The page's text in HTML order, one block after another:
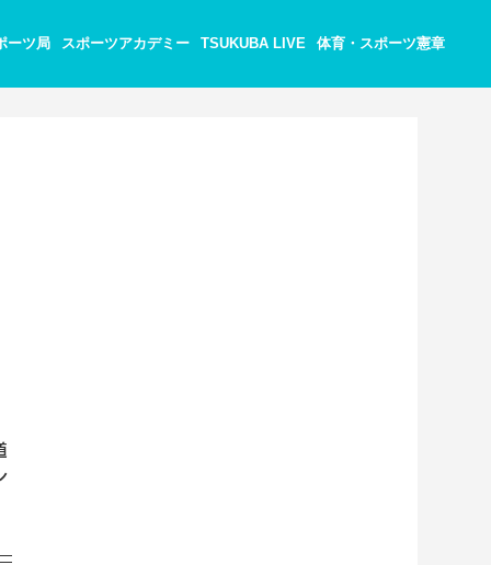
ーツ局 スポーツアカデミー TSUKUBA LIVE 体育・スポーツ憲章